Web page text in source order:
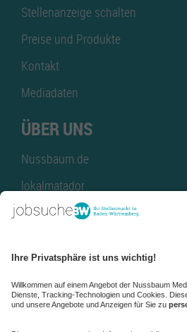
Stellenanzeige schalten
Preise und Produkte
Kontakt
Mediadaten
ÜBER UNS
Nussbaum.de
lokalmatador
kaufinBW
NussbaumID
Nussbaum Medien